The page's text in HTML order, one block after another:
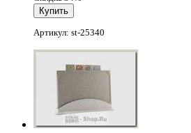
Артикул: st-25340